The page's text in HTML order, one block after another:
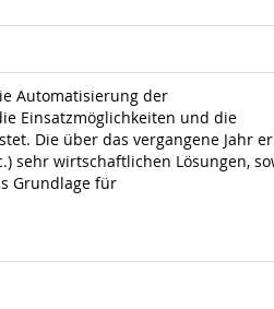
Automatisierung der
Einsatzmöglichkeiten und die
Die über das vergangene Jahr
sehr wirtschaftlichen Lösungen,
Grundlage für